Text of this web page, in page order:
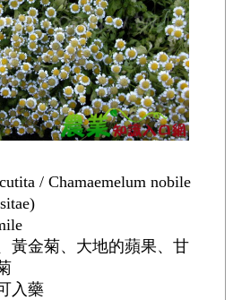
/ Chamaemelum nobile
黃金菊、大地的蘋果、甘
入藥